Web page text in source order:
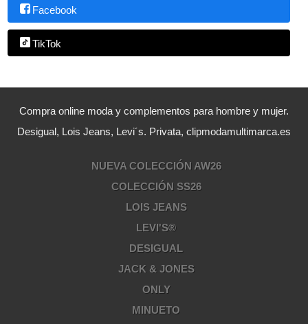
Facebook
TikTok
Compra online moda y complementos para hombre y mujer.
Desigual, Lois Jeans, Levi´s. Privata, clipmodamultimarca.es
NUEVA COLECCIÓN AW26
COLECCIÓN SS26
LOIS JEANS
LEVI'S®
DESIGUAL
JACK & JONES
ONLY
MINUETO